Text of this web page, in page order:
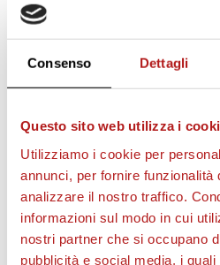
Consenso Dettagli
Questo sito web utilizza i
Utilizziamo i cookie per
annunci, per fornire funzionalità
analizzare il nostro traffico.
informazioni sul modo in cui
nostri partner che si occupano
pubblicità e social media, i
CITTADELLA – LUMEZZANE 1
Marcatori: 22′ Rabbi
CITTADELLA (5-3-2):
Casolari), Anastasia (78′
Diaw), Falcinelli (85′
A DISPOSIZIONE : Saro,
Ghezzi, Redolfi, Ihnatov,
Allenatore: Manuel Iori
LUMEZZANE (4-4-2): Drago;